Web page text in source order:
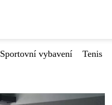
Sportovní vybavení Tenis